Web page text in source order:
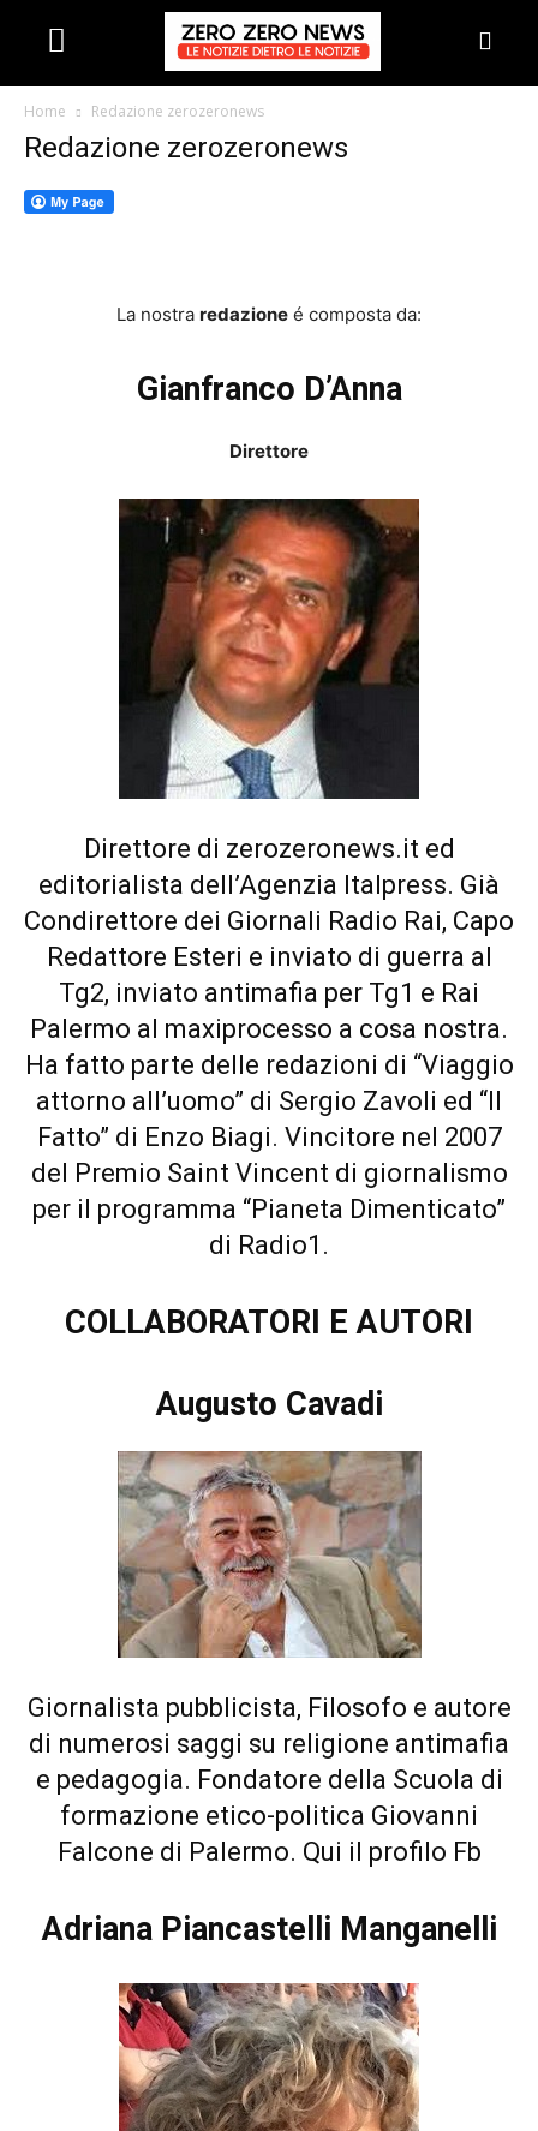
Home Redazione zerozeronews
Redazione zerozeronews
La nostra redazione é composta da:
Gianfranco D’Anna
Direttore
Direttore di zerozeronews.it ed
editorialista dell’Agenzia Italpress. Già
Condirettore dei Giornali Radio Rai, Capo
Redattore Esteri e inviato di guerra al
Tg2, inviato antimafia per Tg1 e Rai
Palermo al maxiprocesso a cosa nostra.
Ha fatto parte delle redazioni di “Viaggio
attorno all’uomo” di Sergio Zavoli ed “Il
Fatto” di Enzo Biagi. Vincitore nel 2007
del Premio Saint Vincent di giornalismo
per il programma “Pianeta Dimenticato”
di Radio1.
COLLABORATORI E AUTORI
Augusto Cavadi
Giornalista pubblicista, Filosofo e autore
di numerosi saggi su religione antimafia
e pedagogia. Fondatore della Scuola di
formazione etico-politica Giovanni
Falcone di Palermo. Qui il profilo Fb
Adriana Piancastelli Manganelli